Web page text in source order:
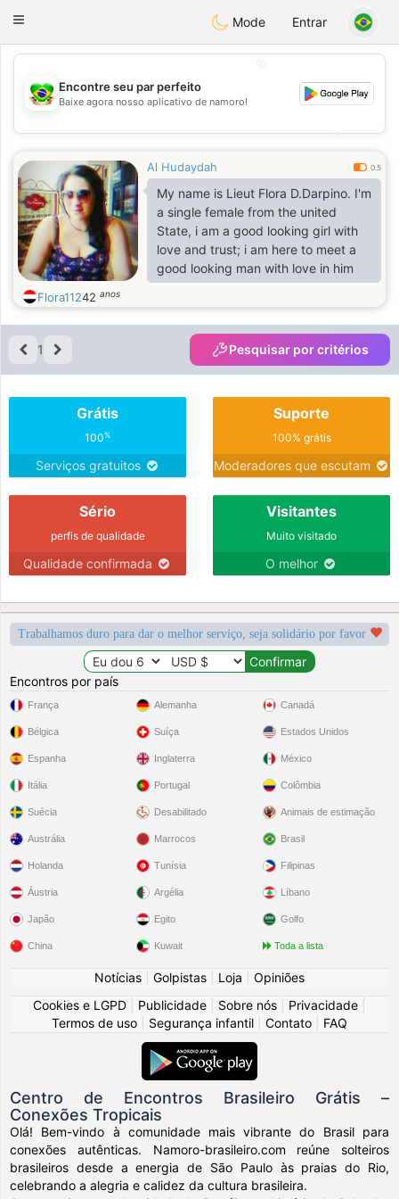
Conversar
Toggle
Mode Entrar
💖
💕
Encontre seu par perfeito
Baixe agora nosso aplicativo de namoro!
Al Hudaydah 0.5
My name is Lieut Flora D.Darpino. I'm
a single female from the united
State, i am a good looking girl with
love and trust; i am here to meet a
good looking man with love in him
Flora11242 anos
1 Pesquisar por critérios
Grátis
100%
Serviços gratuitos
Suporte
100% grátis
Moderadores que escutam
Sério
perfis de qualidade
Qualidade confirmada
Visitantes
Muito visitado
O melhor
Trabalhamos duro para dar o melhor serviço, seja solidário por favor
Encontros por país
França
Bélgica
Espanha
Itália
Suécia
Alemanha
Suíça
Inglaterra
Portugal
Desabilitado
Canadá
Estados Unidos
México
Colômbia
Animais de estimação
Austrália
Holanda
Áustria
Japão
China
Marrocos
Tunísia
Argélia
Egito
Kuwait
Brasil
Filipinas
Líbano
Golfo
Toda a lista
Notícias Golpistas Loja
Opiniões
Cookies e LGPD
Publicidade Sobre nós Privacidade
Termos de uso
Segurança infantil Contato FAQ
Centro de Encontros Brasileiro Grátis –
Conexões Tropicais
Olá! Bem-vindo à comunidade mais vibrante do Brasil para
conexões autênticas. Namoro-brasileiro.com reúne solteiros
brasileiros desde a energia de São Paulo às praias do Rio,
celebrando a alegria e calidez da cultura brasileira.